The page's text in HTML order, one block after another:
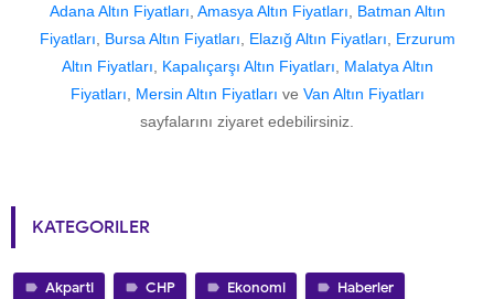
Adana Altın Fiyatları, Amasya Altın Fiyatları, Batman Altın
Fiyatları, Bursa Altın Fiyatları, Elazığ Altın Fiyatları, Erzurum
Altın Fiyatları, Kapalıçarşı Altın Fiyatları, Malatya Altın
Fiyatları, Mersin Altın Fiyatları ve Van Altın Fiyatları
sayfalarını ziyaret edebilirsiniz.
KATEGORILER
Akparti CHP Ekonomi Haberler